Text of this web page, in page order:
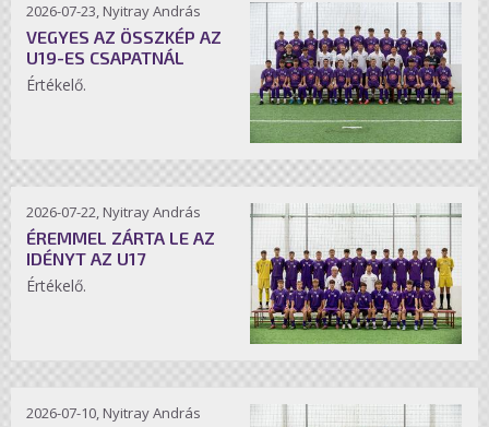
2026-07-23, Nyitray András
VEGYES AZ ÖSSZKÉP AZ
U19-ES CSAPATNÁL
Értékelő.
2026-07-22, Nyitray András
ÉREMMEL ZÁRTA LE AZ
IDÉNYT AZ U17
Értékelő.
2026-07-10, Nyitray András